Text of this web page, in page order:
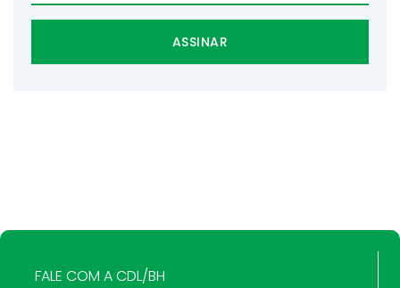
ASSINAR
FALE COM A CDL/BH